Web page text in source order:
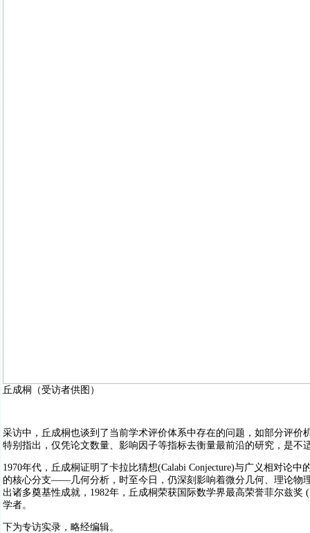
丘成桐（受访者供图）
采访中，丘成桐也谈到了当前学术评价体系中存在的问题，如部分评
特别指出，仅凭论文数量、影响因子等指标去衡量最前沿的研究，是不
1970年代，丘成桐证明了卡拉比猜想(Calabi Conjecture)与广义相对论中
的核心分支——几何分析，时至今日，仍深刻影响着微分几何、理论物
出诸多奠基性成就，1982年，丘成桐荣获国际数学界最高荣誉菲尔兹奖
学者。
下为专访实录，略经编辑。